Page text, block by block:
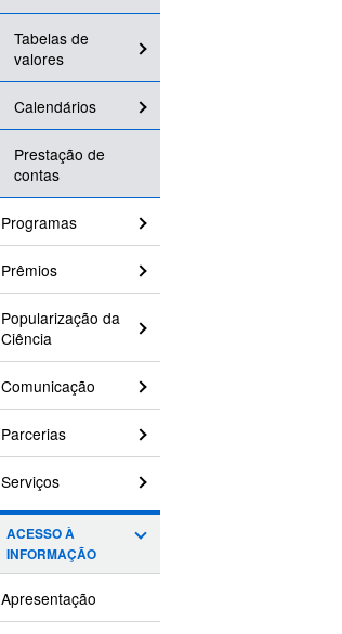
Tabelas de
valores
Calendários
Prestação de
contas
Programas
Prêmios
Popularização da
Ciência
Comunicação
Parcerias
Serviços
ACESSO À
INFORMAÇÃO
Apresentação